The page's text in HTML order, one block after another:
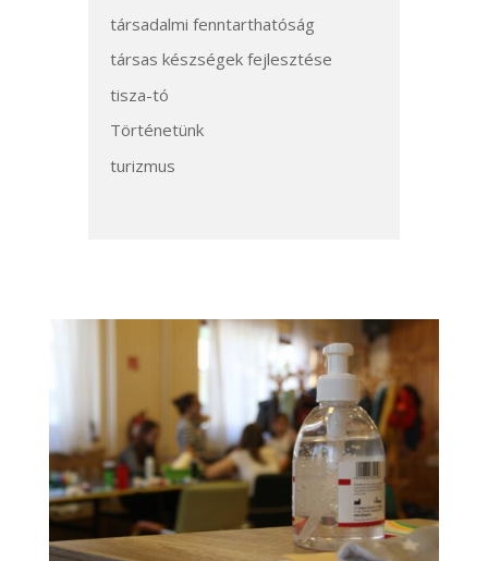
társadalmi fenntarthatóság
társas készségek fejlesztése
tisza-tó
Történetünk
turizmus